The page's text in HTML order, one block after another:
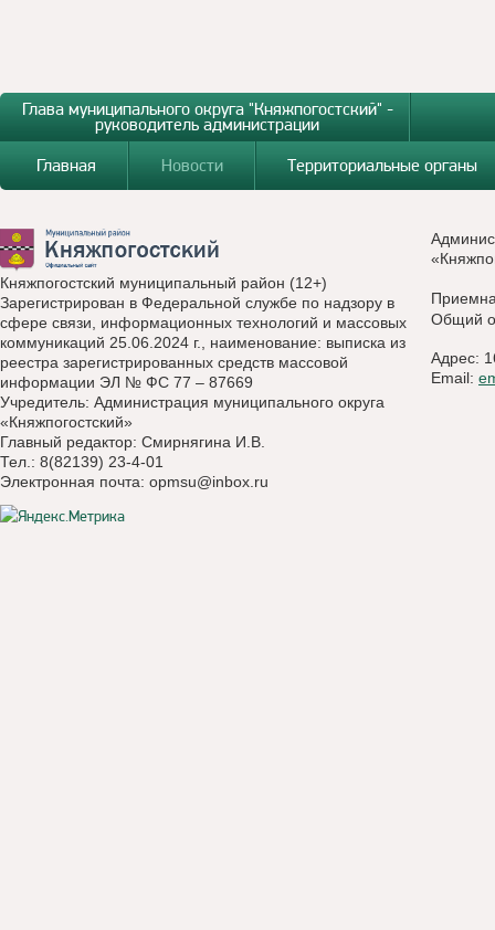
Глава муниципального округа "Княжпогостский" -
руководитель администрации
Главная
Новости Территориальные органы
Княжпогостский муниципальный район (12+)
Зарегистрирован в Федеральной службе по надзору в
сфере связи, информационных технологий и массовых
коммуникаций 25.06.2024 г., наименование: выписка из
реестра зарегистрированных средств массовой
информации ЭЛ № ФС 77 – 87669
Учредитель: Администрация муниципального округа
«Княжпогостский»
Главный редактор: Смирнягина И.В.
Тел.: 8(82139) 23-4-01
Электронная почта: opmsu@inbox.ru
Общий
Адрес:
Email: